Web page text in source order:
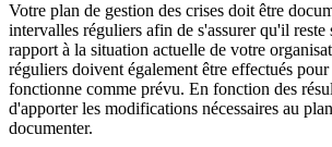
Votre plan de gestion des crises doit être
intervalles réguliers afin de s'assurer qu'il
rapport à la situation actuelle de votre
réguliers doivent également être effectués
fonctionne comme prévu. En fonction des
d'apporter les modifications nécessaires au
documenter.